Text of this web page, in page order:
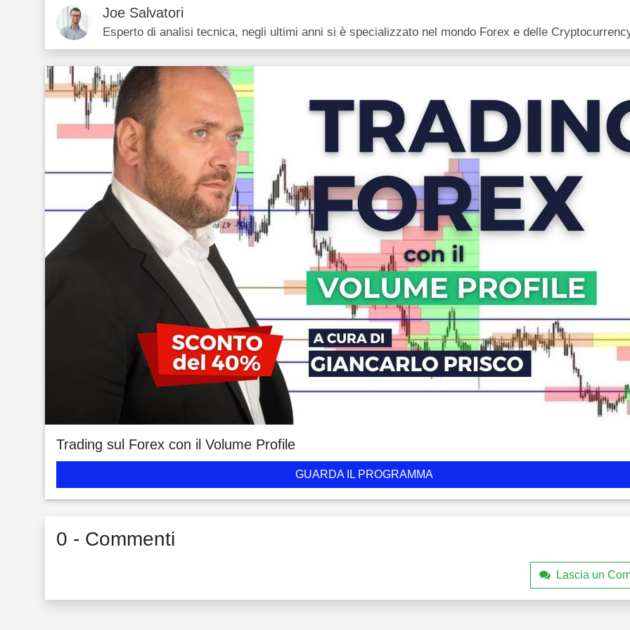
Joe Salvatori
Esperto di analisi tecnica, negli ultimi anni si è specializzato nel mondo Forex e delle
Trading sul Forex con il Volume Profile
GUARDA IL PROGRAMMA
0 - Commenti
Lascia un